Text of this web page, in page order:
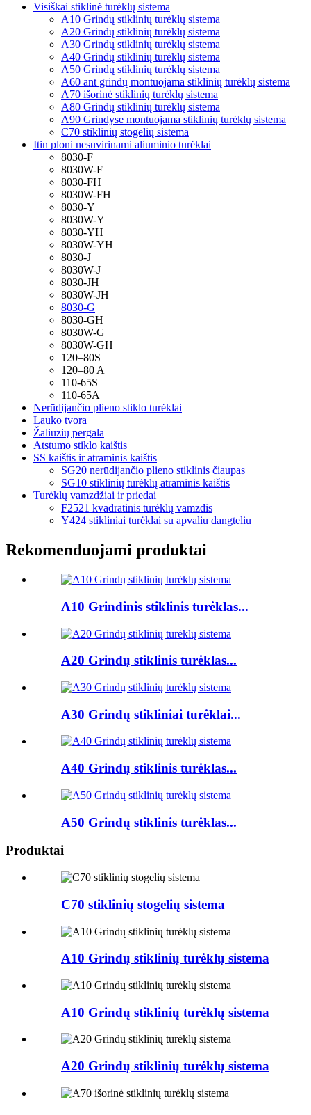
Visiškai stiklinė turėklų sistema
A10 Grindų stiklinių turėklų sistema
A20 Grindų stiklinių turėklų sistema
A30 Grindų stiklinių turėklų sistema
A40 Grindų stiklinių turėklų sistema
A50 Grindų stiklinių turėklų sistema
A60 ant grindų montuojama stiklinių turėklų sistema
A70 išorinė stiklinių turėklų sistema
A80 Grindų stiklinių turėklų sistema
A90 Grindyse montuojama stiklinių turėklų sistema
C70 stiklinių stogelių sistema
Itin ploni nesuvirinami aliuminio turėklai
8030-F
8030W-F
8030-FH
8030W-FH
8030-Y
8030W-Y
8030-YH
8030W-YH
8030-J
8030W-J
8030-JH
8030W-JH
8030-G
8030-GH
8030W-G
8030W-GH
120–80S
120–80 A
110-65S
110-65A
Nerūdijančio plieno stiklo turėklai
Lauko tvora
Žaliuzių pergala
Atstumo stiklo kaištis
SS kaištis ir atraminis kaištis
SG20 nerūdijančio plieno stiklinis čiaupas
SG10 stiklinių turėklų atraminis kaištis
Turėklų vamzdžiai ir priedai
F2521 kvadratinis turėklų vamzdis
Y424 stikliniai turėklai su apvaliu dangteliu
Rekomenduojami produktai
A10 Grindinis stiklinis turėklas...
A20 Grindų stiklinis turėklas...
A30 Grindų stikliniai turėklai...
A40 Grindų stiklinis turėklas...
A50 Grindų stiklinis turėklas...
Produktai
C70 stiklinių stogelių sistema
A10 Grindų stiklinių turėklų sistema
A10 Grindų stiklinių turėklų sistema
A20 Grindų stiklinių turėklų sistema